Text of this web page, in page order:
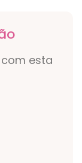
esta